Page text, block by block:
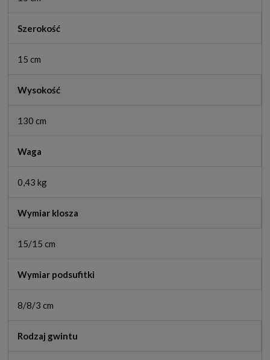
Szerokość
15 cm
Wysokość
130 cm
Waga
0,43 kg
Wymiar klosza
15/15 cm
Wymiar podsufitki
8/8/3 cm
Rodzaj gwintu